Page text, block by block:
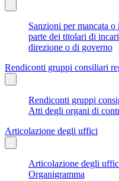
Sanzioni per mancata
parte dei titolari di
direzione o di governo
Rendiconti gruppi consiliari
Rendiconti gruppi
Atti degli organi di
Articolazione degli uffici
Articolazione degli
Organigramma